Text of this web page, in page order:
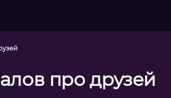
про друзей